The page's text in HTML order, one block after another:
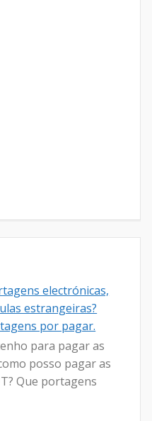
electrónicas,
estrangeiras?
por pagar.
para pagar as
posso pagar as
Que portagens